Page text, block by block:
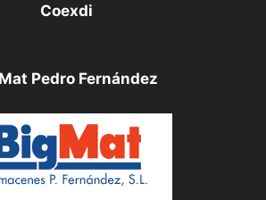
Coexdi
Pedro Fernández